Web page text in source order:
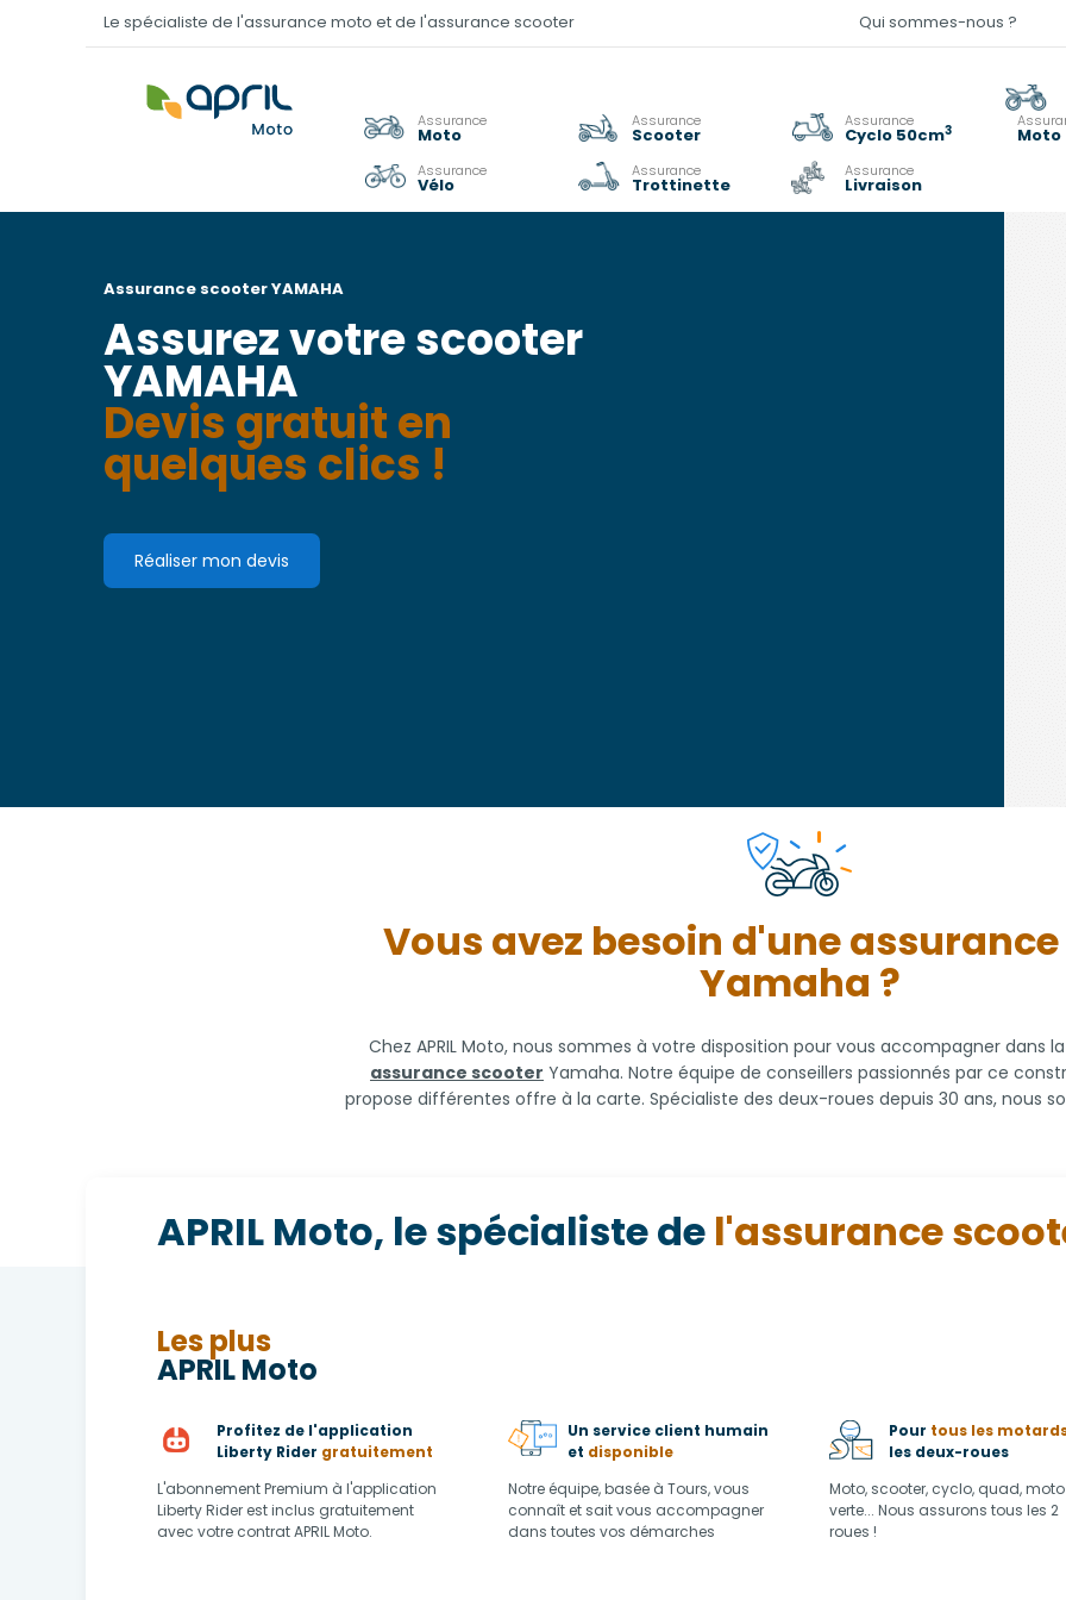
Le spécialiste de l'assurance moto et de l'assurance scooter Qui sommes-nous ?
Assurance
Moto
Assurance
Scooter
Assurance
Cyclo 50cm3
Assurance
Vélo
Assurance
Trottinette
Assurance
Livraison
Assurance scooterYAMAHA
Assurez votre scooter
YAMAHA
Devis gratuit en
quelques clics !
Réaliser mon devis
Vous avez besoin d'une
Yamaha ?
Chez APRIL Moto, nous sommes à votre disposition pour vous accompagner dans
assurance scooter Yamaha. Notre équipe de conseillers passionnés par ce
propose différentes offre à la carte. Spécialiste des deux-roues depuis 30 ans, nous
APRIL Moto, le spécialiste de l'assurance
Les plus
APRIL Moto
Profitez de l'application
Liberty Rider gratuitement
L'abonnement Premium à l'application
Liberty Rider est inclus gratuitement
avec votre contrat APRIL Moto.
Un service client humain
et disponible
Notre équipe, basée à Tours, vous
connaît et sait vous accompagner
dans toutes vos démarches
Pour tous les
les deux-roues
Moto, scooter, cyclo, quad, moto
verte... Nous assurons tous les 2
roues !